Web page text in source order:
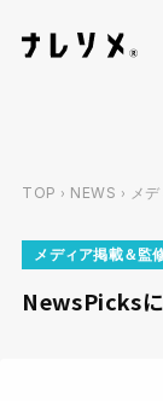
TOP › NEWS › メ
メディア掲載＆監
NewsPicks